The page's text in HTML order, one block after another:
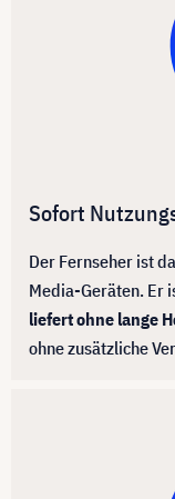
Sofort
Der Fernseher ist
Media-Geräten. Er
liefert ohne lange
ohne zusätzliche